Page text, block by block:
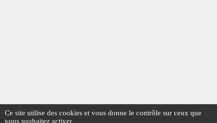
Ce site utilise des cookies et vous donne le contrôle sur ceux que
vous souhaitez activer